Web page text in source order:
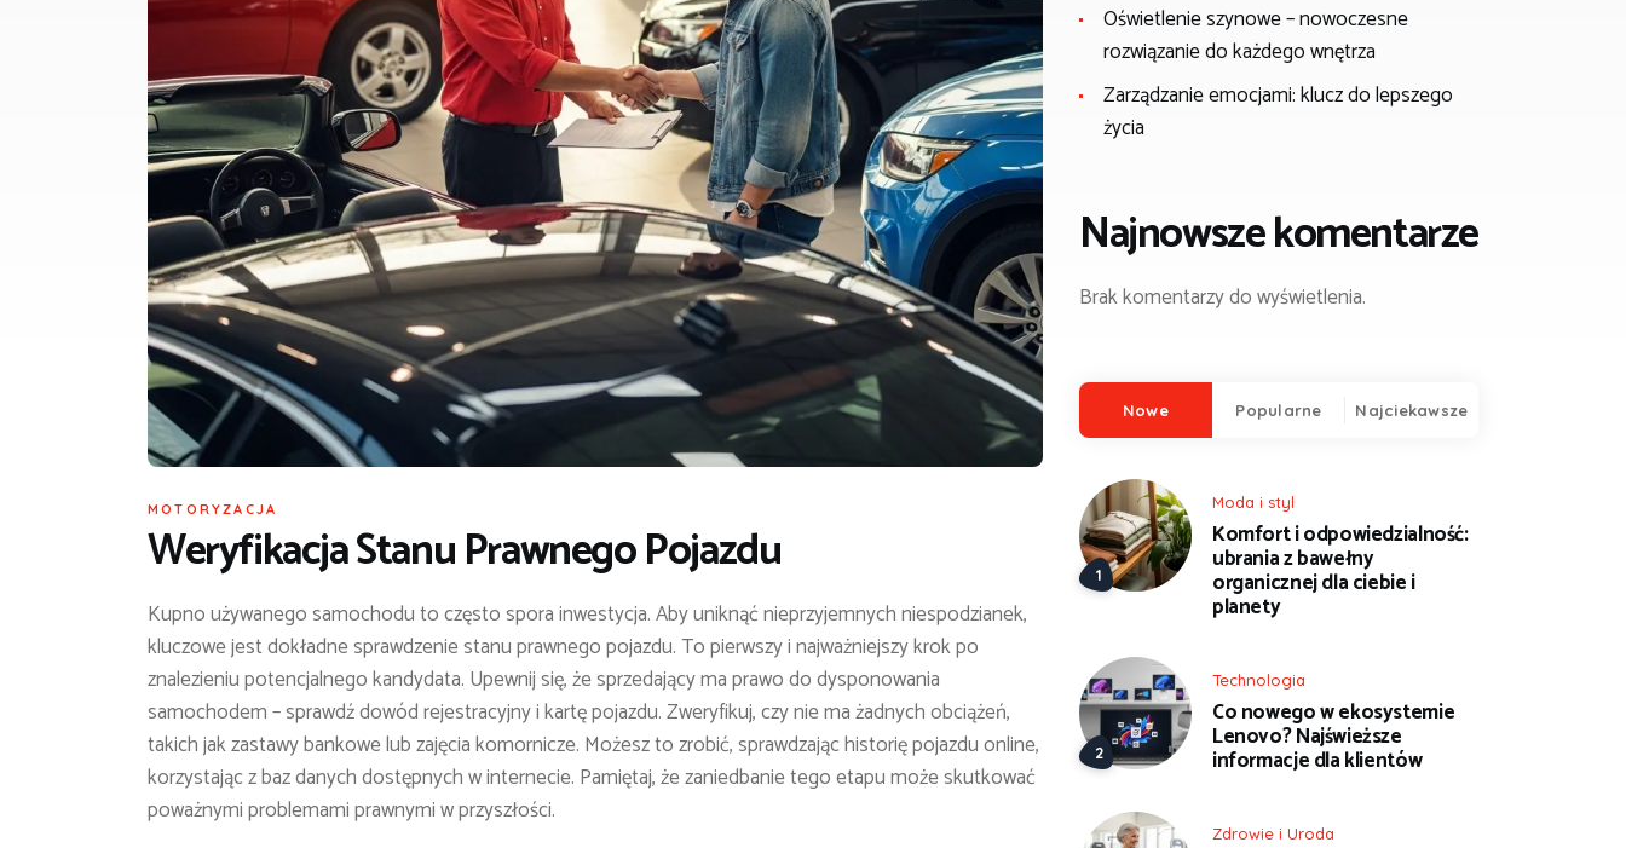
MOTORYZACJA
Weryfikacja Stanu Prawnego Pojazdu
Kupno używanego samochodu to często spora inwestycja. Aby uniknąć nieprzyjemnych niespodzianek,
kluczowe jest dokładne sprawdzenie stanu prawnego pojazdu. To pierwszy i najważniejszy krok po
znalezieniu potencjalnego kandydata. Upewnij się, że sprzedający ma prawo do dysponowania
samochodem – sprawdź dowód rejestracyjny i kartę pojazdu. Zweryfikuj, czy nie ma żadnych obciążeń,
takich jak zastawy bankowe lub zajęcia komornicze. Możesz to zrobić, sprawdzając historię pojazdu online,
korzystając z baz danych dostępnych w internecie. Pamiętaj, że zaniedbanie tego etapu może skutkować
poważnymi problemami prawnymi w przyszłości.
Oświetlenie szynowe – nowoczesne
rozwiązanie do każdego wnętrza
Zarządzanie emocjami: klucz do lepszego
życia
Najnowsze komentarze
Brak komentarzy do wyświetlenia.
Nowe Popularne Najciekawsze
Moda i styl
Komfort i odpowiedzialność:
ubrania z bawełny
organicznej dla ciebie i
planety
Technologia
Co nowego w ekosystemie
Lenovo? Najświeższe
informacje dla klientów
Zdrowie i Uroda